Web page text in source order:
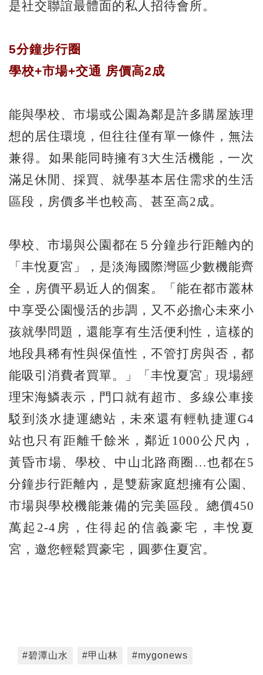
是社交聯誼最體面的私人招待會所。
5分鐘步行圈
學校+市場+交通 房價高2成
能與學校、市場或公園為鄰是許多購屋族理
想的居住環境，但往往僅有單一條件，無法
兼得。如果能同時擁有3大生活機能，一次
滿足休閒、採買、就學基本居住需求的生活
區段，房價多半也較高、甚至高2成。
學校、市場與公園都在５分鐘步行距離內的
「丰悅夏宮」，是淡海國際灣區少數機能齊
全，房價平易近人的個案。「能在都市叢林
中享受公園慢活的步調，又不必擔心未來小
孩就學問題，還能享有生活便利性，這樣的
地段具稀有性與保值性，不管打房與否，都
能吸引消費者買單。」「丰悅夏宮」現場經
理宋海鱗表示，門口就有超市、多線公車接
駁到淡水捷運總站，未來還有輕軌捷運G4
站也只有距離千餘米，鄰近1000公尺內，
黃昏市場、學校、中山北路商圈…也都在5
分鐘步行距離內，是雙薪家庭想擁有公園、
市場與學校機能兼備的完美區段。總價450
萬起2-4房，住得起的信義豪宅，丰悅夏
宮，邀您輕鬆買豪宅，圓夢住夏宮。
#碧潭山水 #甲山林 #mygonews